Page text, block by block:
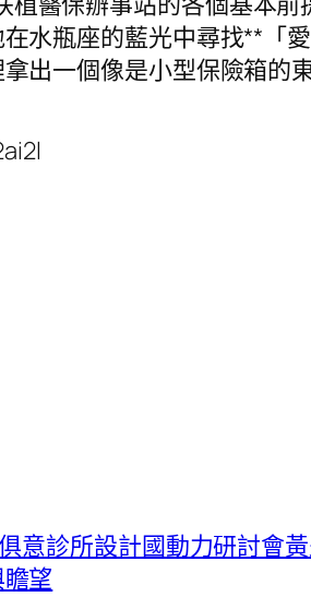
水瓶座的藍光中尋找**「
出一個像是小型保險箱的
意診所設計國動力研討會
望